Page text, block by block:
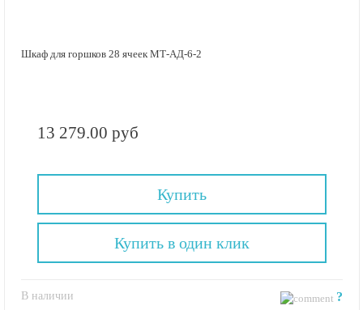
Шкаф для горшков 28 ячеек МТ-АД-6-2
13 279.00 руб
Купить
В наличии ?
Купить в один клик